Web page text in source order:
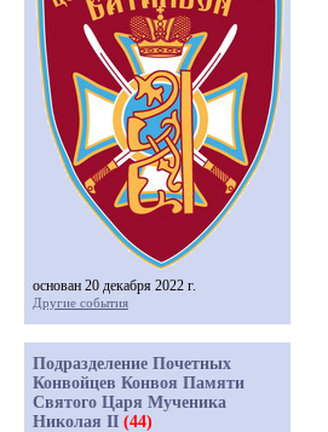
основан 20 декабря 2022 г.
Другие события
Подразделение Почетных
Конвойцев Конвоя Памяти
Святого Царя Мученика
Николая II (44)